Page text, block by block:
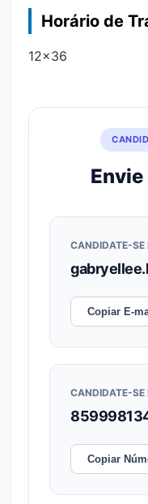
Horário de
12x36
CANDIDATE-SE
Copiar E-
CANDIDATE-SE
Copiar